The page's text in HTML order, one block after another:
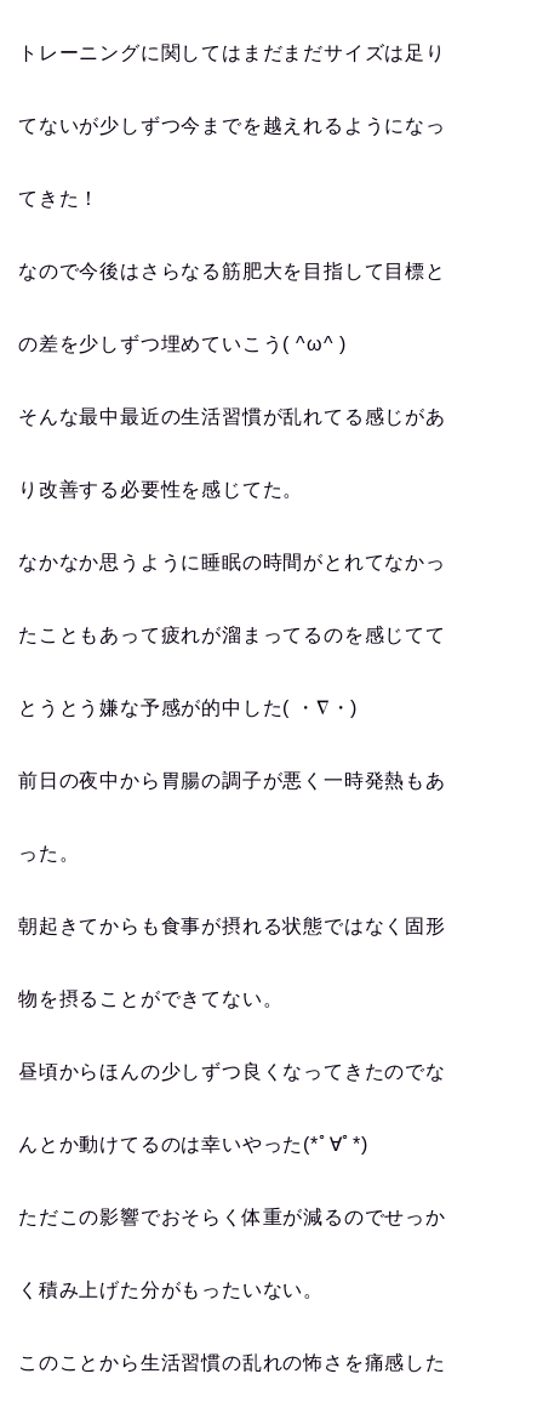
トレーニングに関してはまだまだサイズは足り
てないが少しずつ今までを越えれるようになっ
てきた！
なので今後はさらなる筋肥大を目指して目標と
の差を少しずつ埋めていこう( ^ω^ )
そんな最中最近の生活習慣が乱れてる感じがあ
り改善する必要性を感じてた。
なかなか思うように睡眠の時間がとれてなかっ
たこともあって疲れが溜まってるのを感じてて
とうとう嫌な予感が的中した( ・∇・)
前日の夜中から胃腸の調子が悪く一時発熱もあ
った。
朝起きてからも食事が摂れる状態ではなく固形
物を摂ることができてない。
昼頃からほんの少しずつ良くなってきたのでな
んとか動けてるのは幸いやった(*ﾟ∀ﾟ*)
ただこの影響でおそらく体重が減るのでせっか
く積み上げた分がもったいない。
このことから生活習慣の乱れの怖さを痛感した